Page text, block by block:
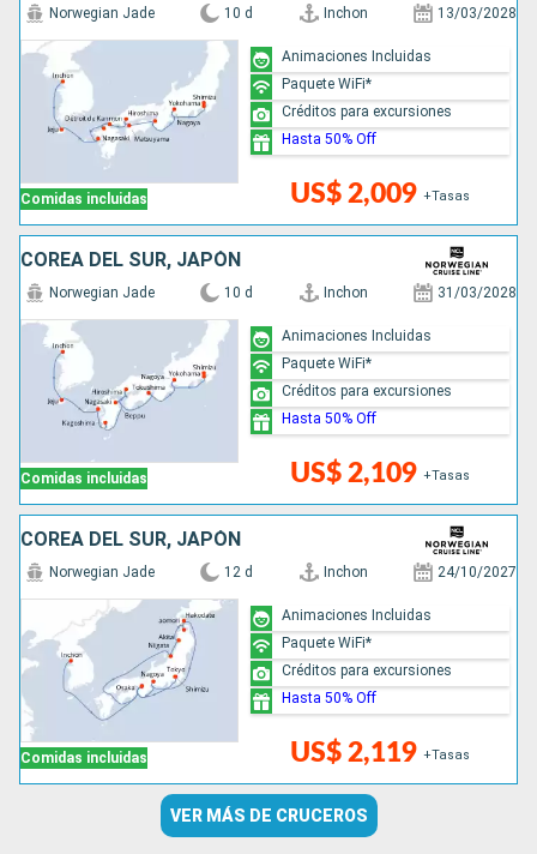
Comidas incluidas
Norwegian Jade 10 d Inchon 13/03/2028
US$ 2,009 +Tasas
Animaciones Incluidas
Paquete WiFi*
Créditos para excursiones
Hasta 50% Off
COREA DEL SUR, JAPÓN
Comidas incluidas
Norwegian Jade 10 d Inchon 31/03/2028
US$ 2,109 +Tasas
Animaciones Incluidas
Paquete WiFi*
Créditos para excursiones
Hasta 50% Off
COREA DEL SUR, JAPÓN
Comidas incluidas
Norwegian Jade 12 d Inchon 24/10/2027
US$ 2,119 +Tasas
Animaciones Incluidas
Paquete WiFi*
Créditos para excursiones
Hasta 50% Off
VER MÁS DE CRUCEROS